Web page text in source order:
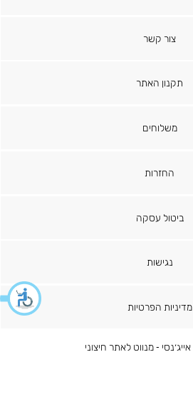
צור קשר
תקנון האתר
משלוחים
החזרות
ביטול עסקה
נגישות
מדיניות הפרטיות